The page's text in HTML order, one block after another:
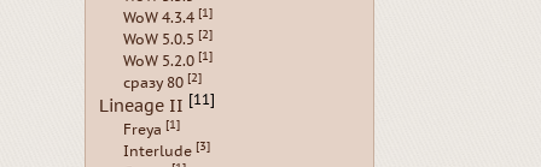
WoW 4.3.4 [1]
WoW 5.0.5 [2]
WoW 5.2.0 [1]
сразу 80 [2]
Lineage II [11]
Freya [1]
Interlude [3]